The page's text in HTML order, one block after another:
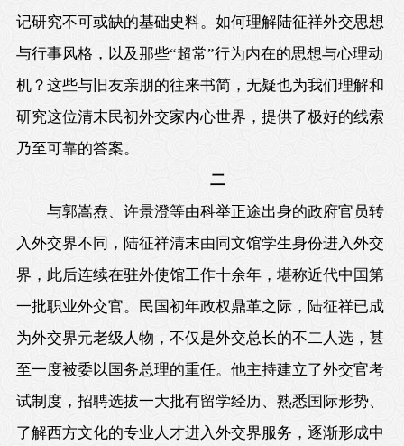
记研究不可或缺的基础史料。如何理解陆征祥外交思想
与行事风格，以及那些“超常”行为内在的思想与心理动
机？这些与旧友亲朋的往来书简，无疑也为我们理解和
研究这位清末民初外交家内心世界，提供了极好的线索
乃至可靠的答案。
二
与郭嵩焘、许景澄等由科举正途出身的政府官员转
入外交界不同，陆征祥清末由同文馆学生身份进入外交
界，此后连续在驻外使馆工作十余年，堪称近代中国第
一批职业外交官。民国初年政权鼎革之际，陆征祥已成
为外交界元老级人物，不仅是外交总长的不二人选，甚
至一度被委以国务总理的重任。他主持建立了外交官考
试制度，招聘选拔一大批有留学经历、熟悉国际形势、
了解西方文化的专业人才进入外交界服务，逐渐形成中